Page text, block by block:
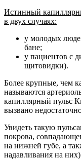
Истинный
в двух случаях:
у молодых
бане;
у пациентов с
щитовидки).
Более крупные, чем
называются
капиллярный пульс
вызвано
Увидеть такую
покрова,
на нижней губе, а
надавливания на